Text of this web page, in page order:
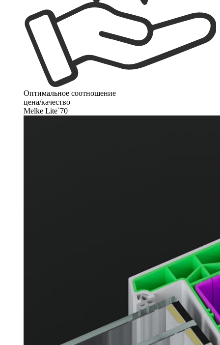
Оптимальное соотношение
цена/качество
Melke Lite`70